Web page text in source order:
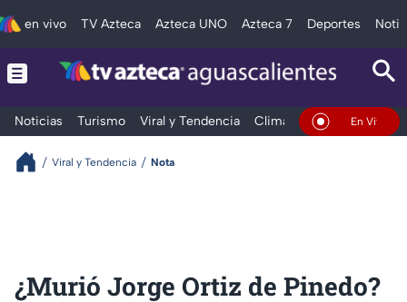
en vivo TV Azteca Azteca UNO Azteca 7 Deportes
Noticias Turismo Viral y Tendencia Clima DeportesEn Vivo
Viral y Tendencia Nota
¿Murió Jorge Ortiz de Pinedo?